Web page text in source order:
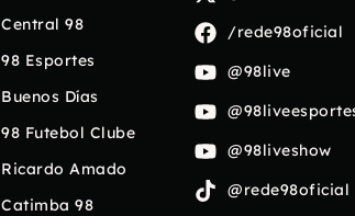
Central 98
98 Esportes
Buenos Días
98 Futebol Clube
Ricardo Amado
Catimba 98
/rede98oficial
@98live
@98liveshow
@rede98oficial